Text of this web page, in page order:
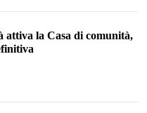
attiva la Casa di comunità,